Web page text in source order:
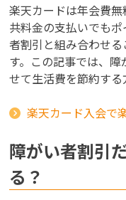
楽天カードは年会費
共料金の支払いでも
者割引と組み合わせ
す。この記事では、
せて生活費を節約する
楽天カード入会で
障がい者割引
る？